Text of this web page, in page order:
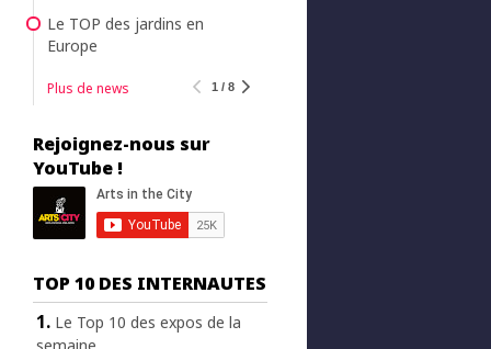
Le TOP des jardins en
Europe
Plus de news 1 / 8
Rejoignez-nous sur
YouTube !
TOP 10 DES INTERNAUTES
Le Top 10 des expos de la